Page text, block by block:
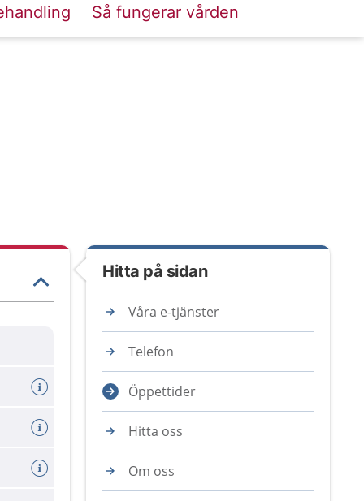
Så fungerar vården
Hitta på sidan
Våra e-tjänster
Telefon
Öppettider
Hitta oss
Om oss